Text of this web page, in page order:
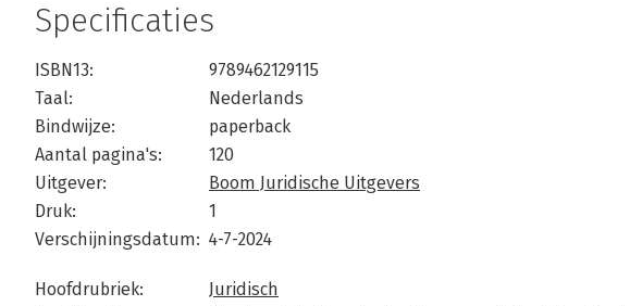
Specificaties
ISBN13:
9789462129115
Taal:
Nederlands
Bindwijze:
paperback
Aantal pagina's:
120
Uitgever:
Boom Juridische Uitgevers
Druk:
1
Verschijningsdatum: 4-7-2024
Hoofdrubriek:
Juridisch